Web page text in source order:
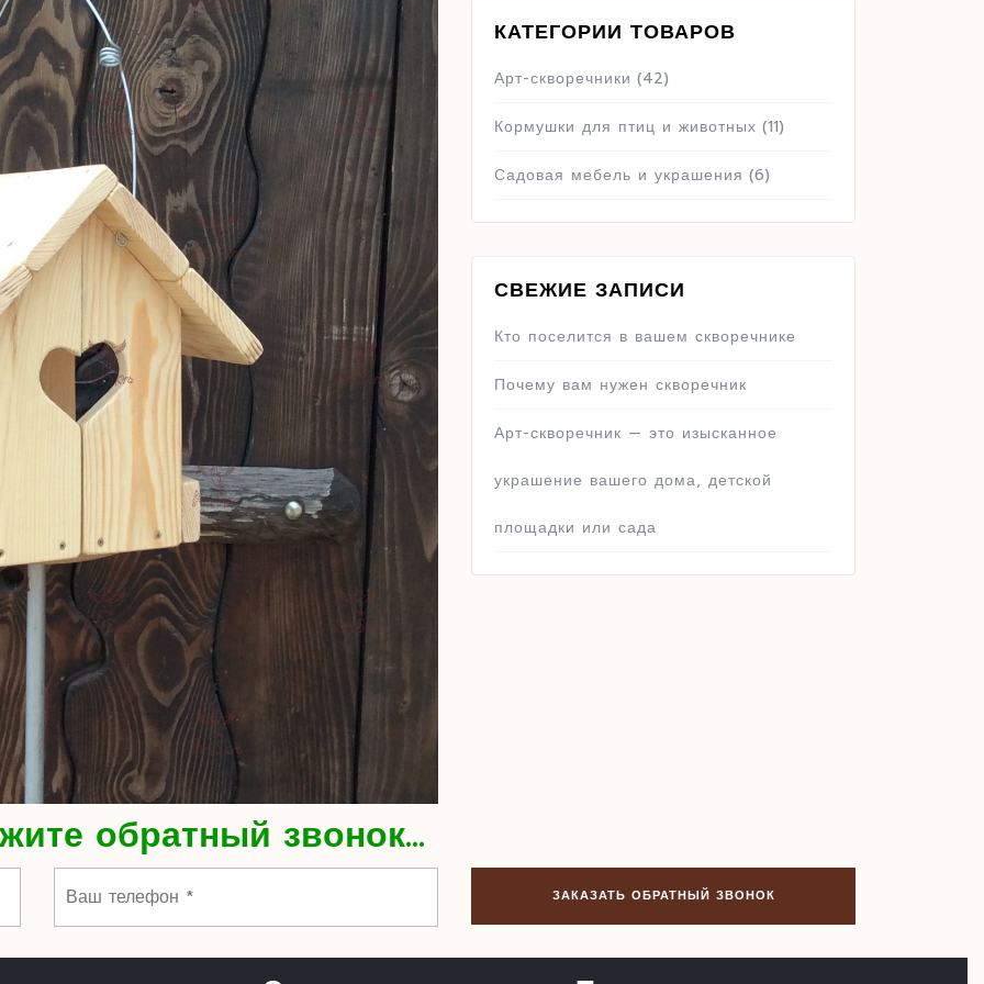
КАТЕГОРИИ ТОВАРОВ
Арт-скворечники (42)
Кормушки для птиц и животных (11)
Садовая мебель и украшения (6)
СВЕЖИЕ ЗАПИСИ
Кто поселится в вашем скворечнике
Почему вам нужен скворечник
Арт-скворечник — это изысканное
украшение вашего дома, детской
площадки или сада
обратный звонок...